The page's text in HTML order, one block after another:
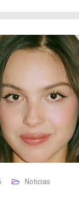
Noticias